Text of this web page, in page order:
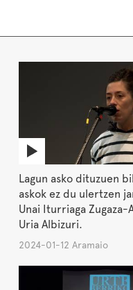
Lagun asko dituzuen
askok ez du ulertzen
Unai Iturriaga Zugaza-
Uria Albizuri.
2024-01-12 Aramaio